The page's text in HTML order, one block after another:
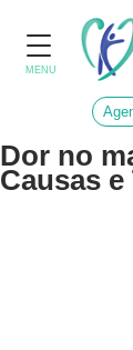
MENU
Dor no
Causas